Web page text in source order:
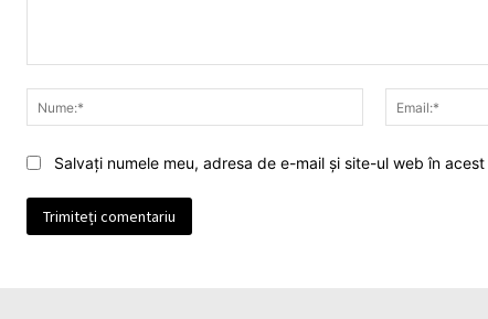
Nume:*
Salvați numele meu, adresa de e-mail și site-ul web în